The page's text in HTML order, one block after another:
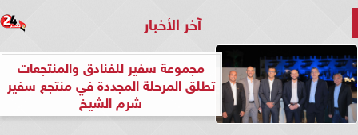
آخر الأخبار
مجموعة سفير للفنادق والمنتجعات
تطلق المرحلة المجددة في منتجع سفير
شرم الشيخ